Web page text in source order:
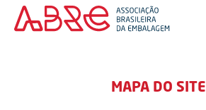
MAPA DO SITE